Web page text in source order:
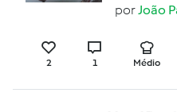
porJoão
2 1 Médio